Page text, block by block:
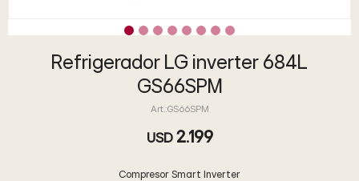
Refrigerador LG inverter 684L
GS66SPM
GS66SPM
USD 2.199
Compresor Smart Inverter